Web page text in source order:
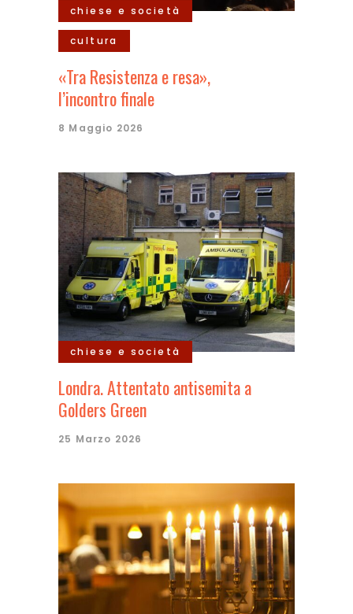
chiese e società
cultura
«Tra Resistenza e resa»,
l’incontro finale
8 Maggio 2026
chiese e società
Londra. Attentato antisemita a
Golders Green
25 Marzo 2026